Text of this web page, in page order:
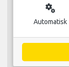
miscellaneous_services
Automatisk